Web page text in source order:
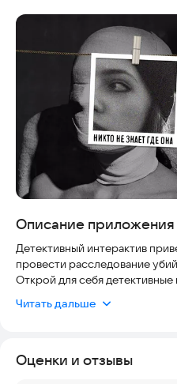
Скриншоты
Описание приложения
Детективный интерактив
провести расследование
Открой для себя
полностью интерактивный
Читать дальше
Оценки и отзывы